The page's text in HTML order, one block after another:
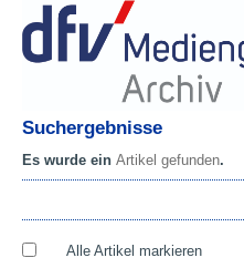
Suchergebnisse
Es wurde ein Artikel gefunden.
Alle Artikel markieren